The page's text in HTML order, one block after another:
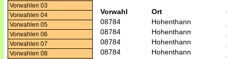
Vorwahlen 03
Vorwahlen 04
Vorwahlen 05
Vorwahlen 06
Vorwahlen 07
Vorwahlen 08
Vorwahl Ort
08784
Hohenthann
08784
Hohenthann
08784
Hohenthann
08784
Hohenthann